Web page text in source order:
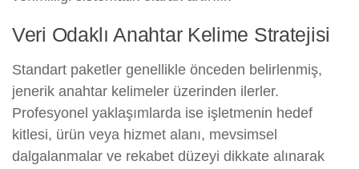
Veri Odaklı Anahtar Kelime Stratejisi
Standart paketler genellikle önceden belirlenmiş,
jenerik anahtar kelimeler üzerinden ilerler.
Profesyonel yaklaşımlarda ise işletmenin hedef
kitlesi, ürün veya hizmet alanı, mevsimsel
dalgalanmalar ve rekabet düzeyi dikkate alınarak